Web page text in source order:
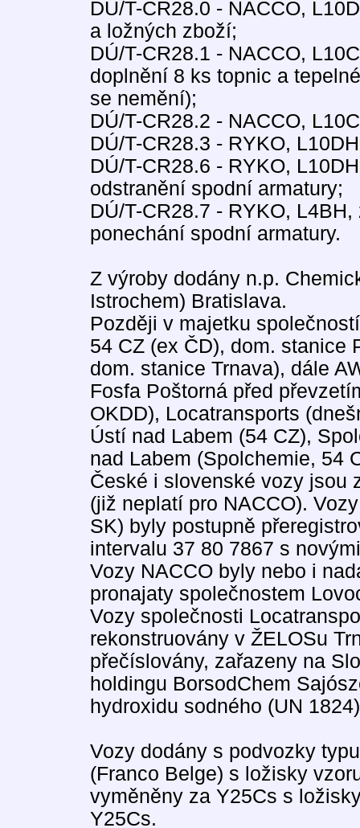
DÚ/T-CR28.0 - NACCO,
a ložných zboží;
DÚ/T-CR28.1 - NACCO,
doplnění 8 ks topnic a
se nemění);
DÚ/T-CR28.2 - NACCO,
DÚ/T-CR28.3 - RYKO,
DÚ/T-CR28.6 - RYKO,
odstranění spodní armatury;
DÚ/T-CR28.7 - RYKO,
ponechání spodní armatury.
Z výroby dodány n.p.
Istrochem) Bratislava.
Později v majetku
54 CZ (ex ČD), dom. stanice
dom. stanice Trnava), dále
Fosfa Poštorná před
OKDD), Locatransports
Ústí nad Labem (54 CZ),
nad Labem (Spolchemie, 54
České i slovenské vozy jsou
(již neplatí pro NACCO).
SK) byly postupně
intervalu 37 80 7867 s
Vozy NACCO byly nebo i
pronajaty společnostem
Vozy společnosti
rekonstruovány v ŽELOSu
přečíslovány, zařazeny na
holdingu BorsodChem
hydroxidu sodného (UN
Vozy dodány s podvozky
(Franco Belge) s ložisky
vyměněny za Y25Cs s
Y25Cs.